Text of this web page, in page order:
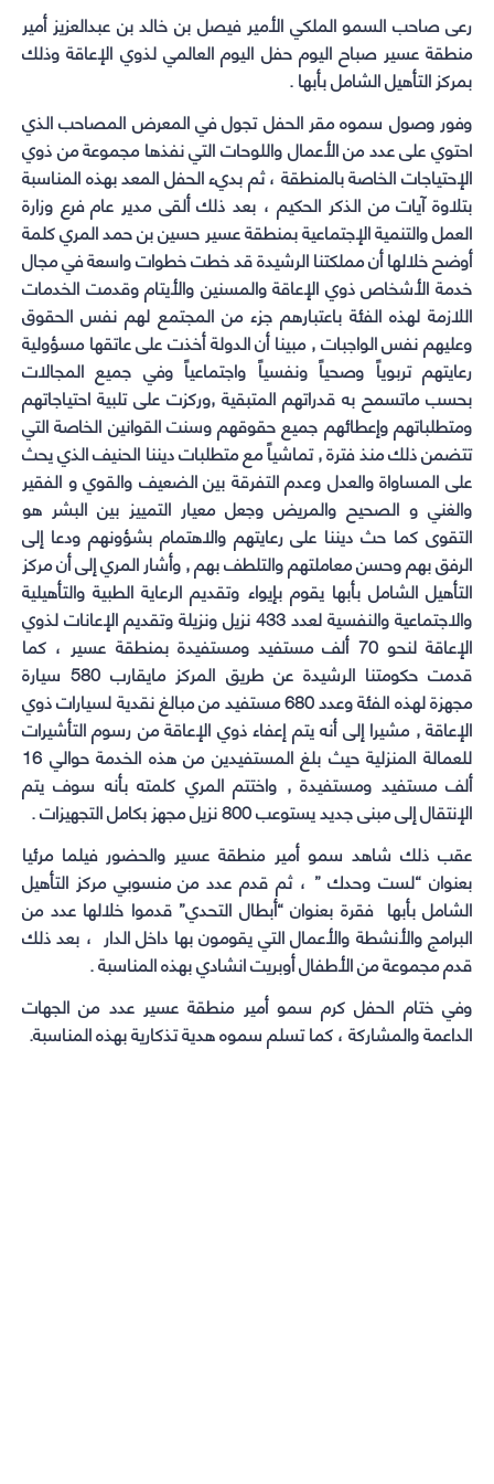
رعى صاحب السمو الملكي الأمير فيصل بن خالد بن عبدالعزيز أمير
منطقة عسير صباح اليوم حفل اليوم العالمي لذوي الإعاقة وذلك
بمركز التأهيل الشامل بأبها .
وفور وصول سموه مقر الحفل تجول في المعرض المصاحب الذي
احتوي على عدد من الأعمال واللوحات التي نفذها مجموعة من ذوي
الإحتياجات الخاصة بالمنطقة ، ثم بديء الحفل المعد بهذه المناسبة
بتلاوة آيات من الذكر الحكيم ، بعد ذلك ألقى مدير عام فرع وزارة
العمل والتنمية الإجتماعية بمنطقة عسير حسين بن حمد المري كلمة
أوضح خلالها أن مملكتنا الرشيدة قد خطت خطوات واسعة في مجال
خدمة الأشخاص ذوي الإعاقة والمسنين والأيتام وقدمت الخدمات
اللازمة لهذه الفئة باعتبارهم جزء من المجتمع لهم نفس الحقوق
وعليهم نفس الواجبات , مبينا أن الدولة أخذت على عاتقها مسؤولية
رعايتهم تربوياً وصحياً ونفسياً واجتماعياً وفي جميع المجالات
بحسب ماتسمح به قدراتهم المتبقية ,وركزت على تلبية احتياجاتهم
ومتطلباتهم وإعطائهم جميع حقوقهم وسنت القوانين الخاصة التي
تتضمن ذلك منذ فترة , تماشياً مع متطلبات ديننا الحنيف الذي يحث
على المساواة والعدل وعدم التفرقة بين الضعيف والقوي و الفقير
والغني و الصحيح والمريض وجعل معيار التمييز بين البشر هو
التقوى كما حث ديننا على رعايتهم والاهتمام بشؤونهم ودعا إلى
الرفق بهم وحسن معاملتهم والتلطف بهم , وأشار المري إلى أن مركز
التأهيل الشامل بأبها يقوم بإيواء وتقديم الرعاية الطبية والتأهيلية
والاجتماعية والنفسية لعدد 433 نزيل ونزيلة وتقديم الإعانات لذوي
الإعاقة لنحو 70 ألف مستفيد ومستفيدة بمنطقة عسير ، كما
قدمت حكومتنا الرشيدة عن طريق المركز مايقارب 580 سيارة
مجهزة لهذه الفئة وعدد 680 مستفيد من مبالغ نقدية لسيارات ذوي
الإعاقة , مشيرا إلى أنه يتم إعفاء ذوي الإعاقة من رسوم التأشيرات
للعمالة المنزلية حيث بلغ المستفيدين من هذه الخدمة حوالي 16
ألف مستفيد ومستفيدة , واختتم المري كلمته بأنه سوف يتم
الإنتقال إلى مبنى جديد يستوعب 800 نزيل مجهز بكامل التجهيزات .
عقب ذلك شاهد سمو أمير منطقة عسير والحضور فيلما مرئيا
بعنوان “لست وحدك ” ، ثم قدم عدد من منسوبي مركز التأهيل
الشامل بأبها فقرة بعنوان “أبطال التحدي” قدموا خلالها عدد من
البرامج والأنشطة والأعمال التي يقومون بها داخل الدار ، بعد ذلك
قدم مجموعة من الأطفال أوبريت انشادي بهذه المناسبة .
وفي ختام الحفل كرم سمو أمير منطقة عسير عدد من الجهات
الداعمة والمشاركة ، كما تسلم سموه هدية تذكارية بهذه المناسبة.
window)
window)
window)
window)